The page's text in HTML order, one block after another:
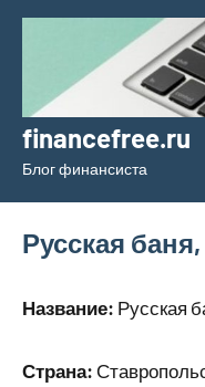
Перейти
содержимому
financefree.ru
Блог финансиста
Русская
Название: Русская
Страна: